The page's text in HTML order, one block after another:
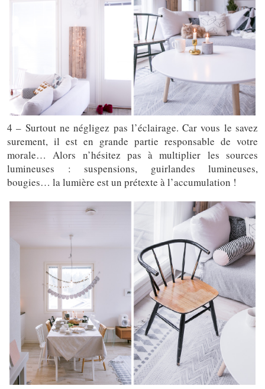
4 – Surtout ne négligez pas l’éclairage. Car vous le savez
surement, il est en grande partie responsable de votre
morale… Alors n’hésitez pas à multiplier les sources
lumineuses : suspensions, guirlandes lumineuses,
bougies… la lumière est un prétexte à l’accumulation !